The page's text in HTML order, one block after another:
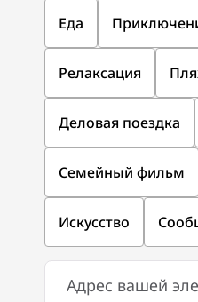
Еда
Релаксация
Деловая поездка
Семейный фильм
Искусство